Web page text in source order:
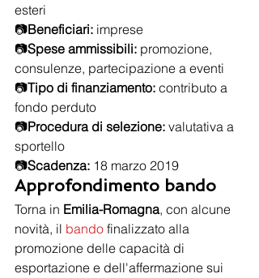
esteri
📷Beneficiari: imprese
📷Spese ammissibili: promozione,
consulenze, partecipazione a eventi
📷Tipo di finanziamento: contributo a
fondo perduto
📷Procedura di selezione: valutativa a
sportello
📷Scadenza: 18 marzo 2019
Approfondimento bando
Torna in Emilia-Romagna, con alcune
novità, il bando finalizzato alla
promozione delle capacità di
esportazione e dell'affermazione sui